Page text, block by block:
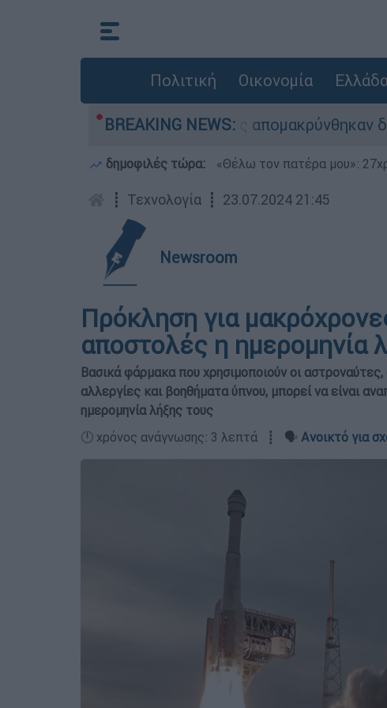
Πολιτική Οικονομία
BREAKING NEWS:
- 254 πολίτες απομακρύνθηκαν διά
δημοφιλές τώρα: «Θέλω τον πατέρα μου»:
┋ Τεχνολογία ┋ 23.07.2024 21:45
Newsroom
Πρόκληση για
αποστολές η
Βασικά φάρμακα που χρησιμοποιούν οι
αλλεργίες και βοηθήματα ύπνου, μπορεί να είναι
ημερομηνία λήξης τους
🕛 χρόνος ανάγνωσης: 3 λεπτά ┋ 🗣️ Ανοικτό για